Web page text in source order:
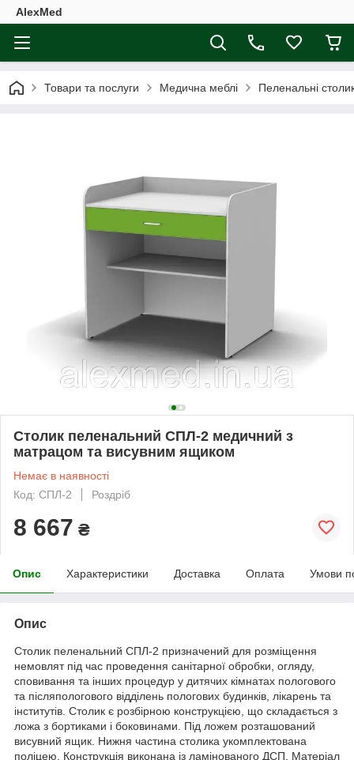
AlexMed
Товари та послуги Медична меблі Пеленальні
Столик пеленальний СПЛ-2 медичний з
матрацом та висувним ящиком
Немає в наявності
Код: СПЛ-2
Роздріб
8 667 ₴
Опис Характеристики Доставка Оплата Умови
Опис
Столик пеленальний СПЛ-2 призначений для розміщення
немовлят під час проведення санітарної обробки, огляду,
сповивання та інших процедур у дитячих кімнатах пологового
та післяпологового відділень пологових будинків, лікарень та
інститутів. Столик є розбірною конструкцією, що складається з
ложа з бортиками і боковинами. Під ложем розташований
висувний ящик. Нижня частина столика укомплектована
поліцею. Конструкція виконана із ламінованого ДСП. Матеріал